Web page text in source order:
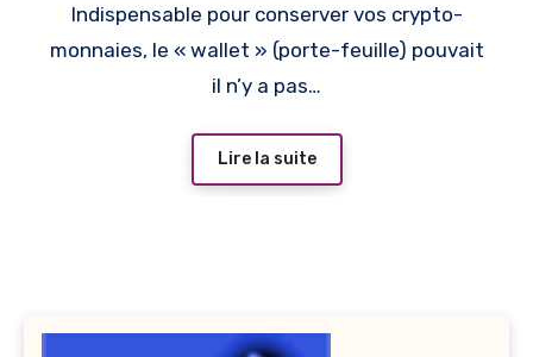
Indispensable pour conserver vos crypto-
monnaies, le « wallet » (porte-feuille) pouvait
il n’y a pas…
Lire la suite